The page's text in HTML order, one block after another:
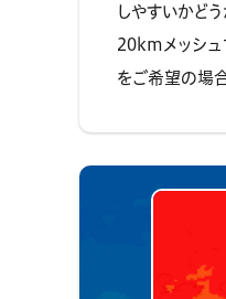
しやすいかど
20kmメッシュ
をご希望の場